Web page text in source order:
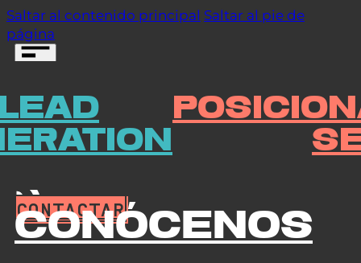
Saltar al contenido principal Saltar al pie de
página
CONTACTAR
CONTACTAR
Conócenos